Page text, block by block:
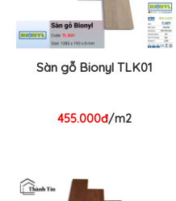
Sàn gỗ Bionyl TLK01
455.000đ/m2